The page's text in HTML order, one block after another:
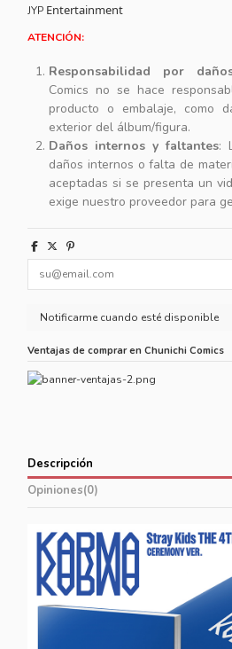
JYP Entertainment
ATENCIÓN:
Responsabilidad por
Comics no se hace
producto o embalaje, como
exterior del álbum/figura.
Daños internos y faltantes:
daños internos o falta de
aceptadas si se presenta un
exige nuestro proveedor para
Ventajas de comprar en Chunichi Comics
Descripción
Opiniones(0)